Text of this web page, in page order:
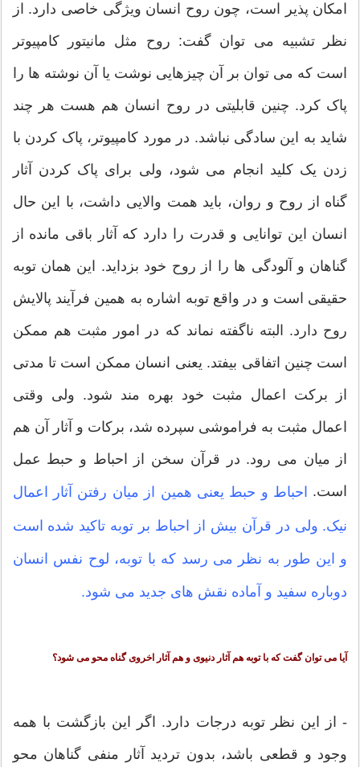
امکان پذیر است، چون روح انسان ویژگی خاصی دارد. از
نظر تشبیه می توان گفت: روح مثل مانیتور کامپیوتر
است که می توان بر آن چیزهایی نوشت یا آن نوشته ها را
پاک کرد. چنین قابلیتی در روح انسان هم هست هر چند
شاید به این سادگی نباشد. در مورد کامپیوتر، پاک کردن با
زدن یک کلید انجام می شود، ولی برای پاک کردن آثار
گناه از روح و روان، باید همت والایی داشت، با این حال
انسان این توانایی و قدرت را دارد که آثار باقی مانده از
گناهان و آلودگی ها را از روح خود بزداید. این همان توبه
حقیقی است و در واقع توبه اشاره به همین فرآیند پالایش
روح دارد. البته ناگفته نماند که در امور مثبت هم ممکن
است چنین اتفاقی بیفتد. یعنی انسان ممکن است تا مدتی
از برکت اعمال مثبت خود بهره مند شود. ولی وقتی
اعمال مثبت به فراموشی سپرده شد، برکات و آثار آن هم
از میان می رود. در قرآن سخن از احباط و حبط عمل
است.
احباط و حبط یعنی همین از میان رفتن آثار اعمال
نیک. ولی در قرآن بیش از احباط بر توبه تاکید شده است
و این طور به نظر می رسد که با توبه، لوح نفس انسان
دوباره سفید و آماده نقش های جدید می شود.
آیا می توان گفت که با توبه هم آثار دنیوی و هم آثار اخروی گناه محو می شود؟
- از این نظر توبه درجات دارد. اگر این بازگشت با همه
وجود و قطعی باشد، بدون تردید آثار منفی گناهان محو